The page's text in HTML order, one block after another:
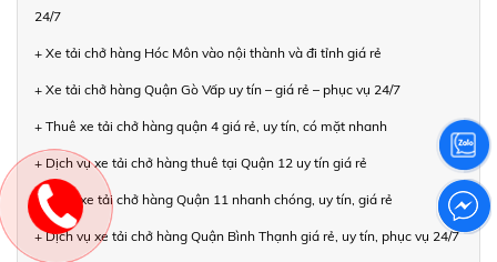
24/7
+ Xe tải chở hàng Hóc Môn vào nội thành và đi tỉnh giá rẻ
+ Xe tải chở hàng Quận Gò Vấp uy tín – giá rẻ – phục vụ 24/7
+ Thuê xe tải chở hàng quận 4 giá rẻ, uy tín, có mặt nhanh
+ Dịch vụ xe tải chở hàng thuê tại Quận 12 uy tín giá rẻ
+ Thuê xe tải chở hàng Quận 11 nhanh chóng, uy tín, giá rẻ
+ Dịch vụ xe tải chở hàng Quận Bình Thạnh giá rẻ, uy tín, phục vụ 24/7